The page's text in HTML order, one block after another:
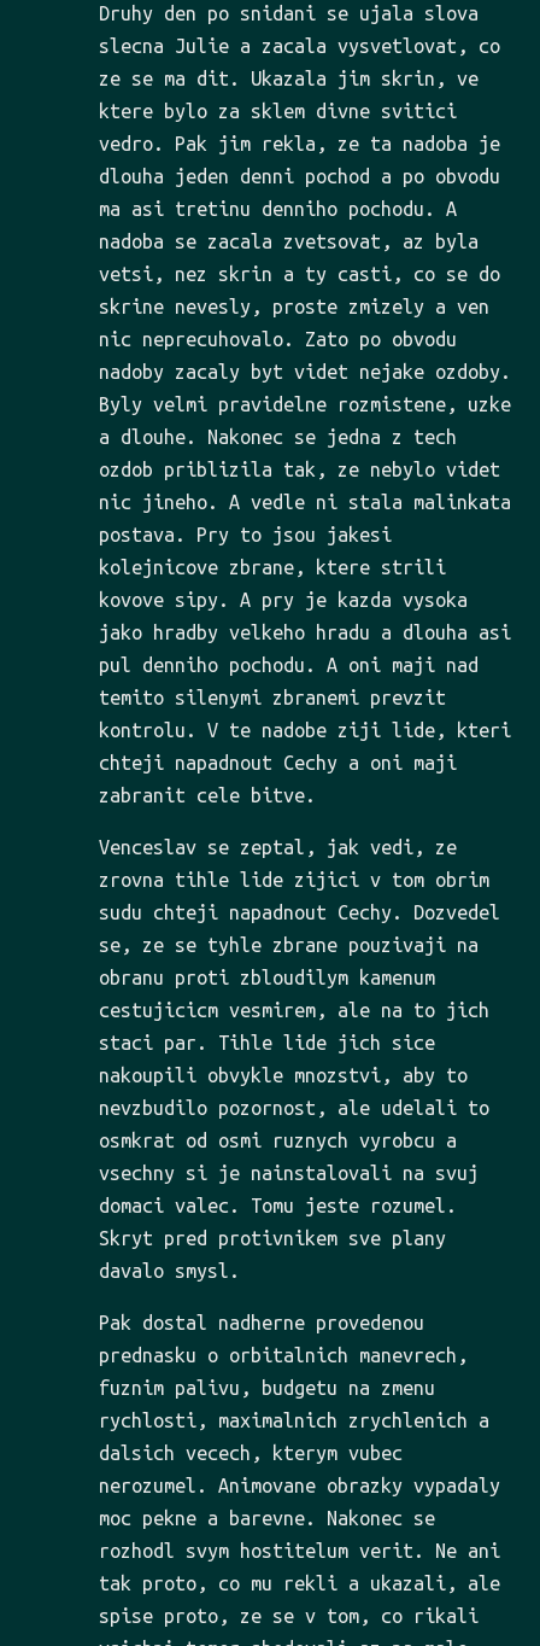
Druhy den po snidani se ujala slova
slecna Julie a zacala vysvetlovat, co
ze se ma dit. Ukazala jim skrin, ve
ktere bylo za sklem divne svitici
vedro. Pak jim rekla, ze ta nadoba je
dlouha jeden denni pochod a po obvodu
ma asi tretinu denniho pochodu. A
nadoba se zacala zvetsovat, az byla
vetsi, nez skrin a ty casti, co se do
skrine nevesly, proste zmizely a ven
nic neprecuhovalo. Zato po obvodu
nadoby zacaly byt videt nejake ozdoby.
Byly velmi pravidelne rozmistene, uzke
a dlouhe. Nakonec se jedna z tech
ozdob priblizila tak, ze nebylo videt
nic jineho. A vedle ni stala malinkata
postava. Pry to jsou jakesi
kolejnicove zbrane, ktere strili
kovove sipy. A pry je kazda vysoka
jako hradby velkeho hradu a dlouha asi
pul denniho pochodu. A oni maji nad
temito silenymi zbranemi prevzit
kontrolu. V te nadobe ziji lide, kteri
chteji napadnout Cechy a oni maji
zabranit cele bitve.
Venceslav se zeptal, jak vedi, ze
zrovna tihle lide zijici v tom obrim
sudu chteji napadnout Cechy. Dozvedel
se, ze se tyhle zbrane pouzivaji na
obranu proti zbloudilym kamenum
cestujicicm vesmirem, ale na to jich
staci par. Tihle lide jich sice
nakoupili obvykle mnozstvi, aby to
nevzbudilo pozornost, ale udelali to
osmkrat od osmi ruznych vyrobcu a
vsechny si je nainstalovali na svuj
domaci valec. Tomu jeste rozumel.
Skryt pred protivnikem sve plany
davalo smysl.
Pak dostal nadherne provedenou
prednasku o orbitalnich manevrech,
fuznim palivu, budgetu na zmenu
rychlosti, maximalnich zrychlenich a
dalsich vecech, kterym vubec
nerozumel. Animovane obrazky vypadaly
moc pekne a barevne. Nakonec se
rozhodl svym hostitelum verit. Ne ani
tak proto, co mu rekli a ukazali, ale
spise proto, ze se v tom, co rikali